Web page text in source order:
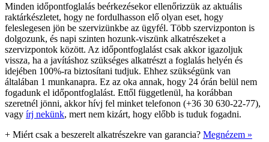
Minden időpontfoglalás beérkezésekor ellenőrizzük az aktuális
raktárkészletet, hogy ne fordulhasson elő olyan eset, hogy
feleslegesen jön be szervizünkbe az ügyfél. Több szervizponton is
dolgozunk, és napi szinten hozunk-viszünk alkatrészeket a
szervizpontok között. Az időpontfoglalást csak akkor igazoljuk
vissza, ha a javításhoz szükséges alkatrészt a foglalás helyén és
idejében 100%-ra biztosítani tudjuk. Ehhez szükségünk van
általában 1 munkanapra. Ez az oka annak, hogy 24 órán belül nem
fogadunk el időpontfoglalást. Ettől függetlenül, ha korábban
szeretnél jönni, akkor hívj fel minket telefonon (+36 30 630-22-77),
vagy írj nekünk, mert nem kizárt, hogy előbb is tuduk fogadni.
+ Miért csak a beszerelt alkatrészekre van garancia? Megnézem »